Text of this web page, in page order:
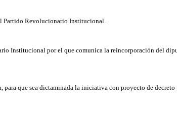
Partido Revolucionario Institucional.
Institucional por el que comunica la reincorporación del
para que sea dictaminada la iniciativa con proyecto de